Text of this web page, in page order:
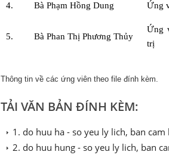
4. Bà Phạm Hồng Dung Ứng
5. Bà Phan Thị Phương Thủy
Ứng
trị
Thông tin về các ứng viên theo file đính kèm.
TẢI VĂN BẢN ĐÍNH KÈM:
1. do huu ha - so yeu ly lich, ban
2. do huu hung - so yeu ly lich, ban